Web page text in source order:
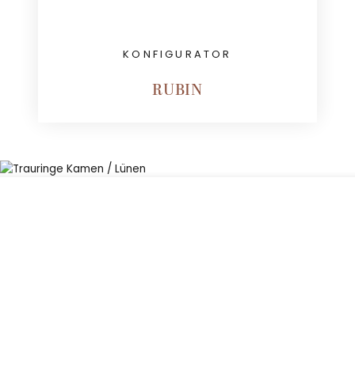
KONFIGURATOR
RUBIN